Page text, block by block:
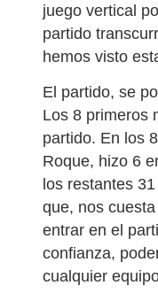
juego vertical
partido
hemos visto
El partido, se
Los 8 primeros
partido. En los
Roque, hizo 6
los restantes
que, nos
entrar en el
confianza,
cualquier